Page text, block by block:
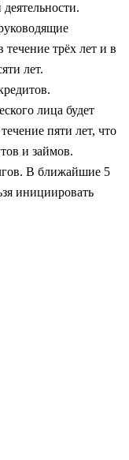
трёх лет и в
лет.
лица будет
пяти лет, что
и займов.
В ближайшие 5
инициировать